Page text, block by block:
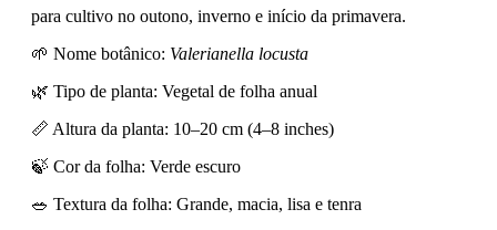
para cultivo no outono, inverno e início da primavera.
🌱 Nome botânico: Valerianella locusta
🌿 Tipo de planta: Vegetal de folha anual
📏 Altura da planta: 10–20 cm (4–8 inches)
🍃 Cor da folha: Verde escuro
🥗 Textura da folha: Grande, macia, lisa e tenra